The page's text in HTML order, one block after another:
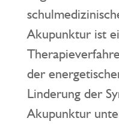
Akupunktur ist
der
Linderung der
Akupunktur